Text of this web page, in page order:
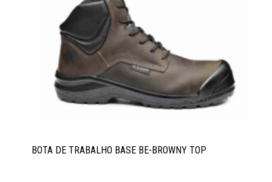
BOTA DE TRABALHO BASE BE-BROWNY TOP